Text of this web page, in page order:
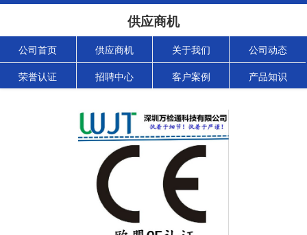
供应商机
公司首页 供应商机 关于我们 公司动态
荣誉认证 招聘中心 客户案例 产品知识